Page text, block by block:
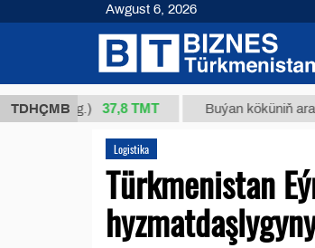
TDHÇMB
1 (kg.) 37,8 ТМТ Buýan köküniň
Logistika
Türkmenistan
Awgust 6, 2026